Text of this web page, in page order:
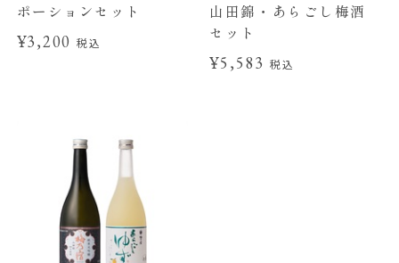
ポーションセット
¥3,200税込
山田錦・あらごし梅酒
セット
¥5,583 税込